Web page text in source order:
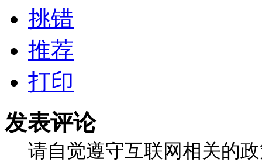
挑错
推荐
打印
发表评论
请自觉遵守互联网相关的